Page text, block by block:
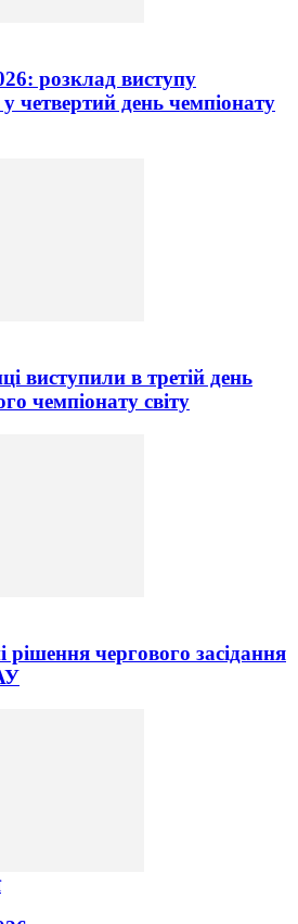
розклад виступу
у четвертий день чемпіонату
виступили в третій день
чемпіонату світу
рішення чергового засідання